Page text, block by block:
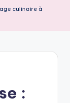
culinaire à
: